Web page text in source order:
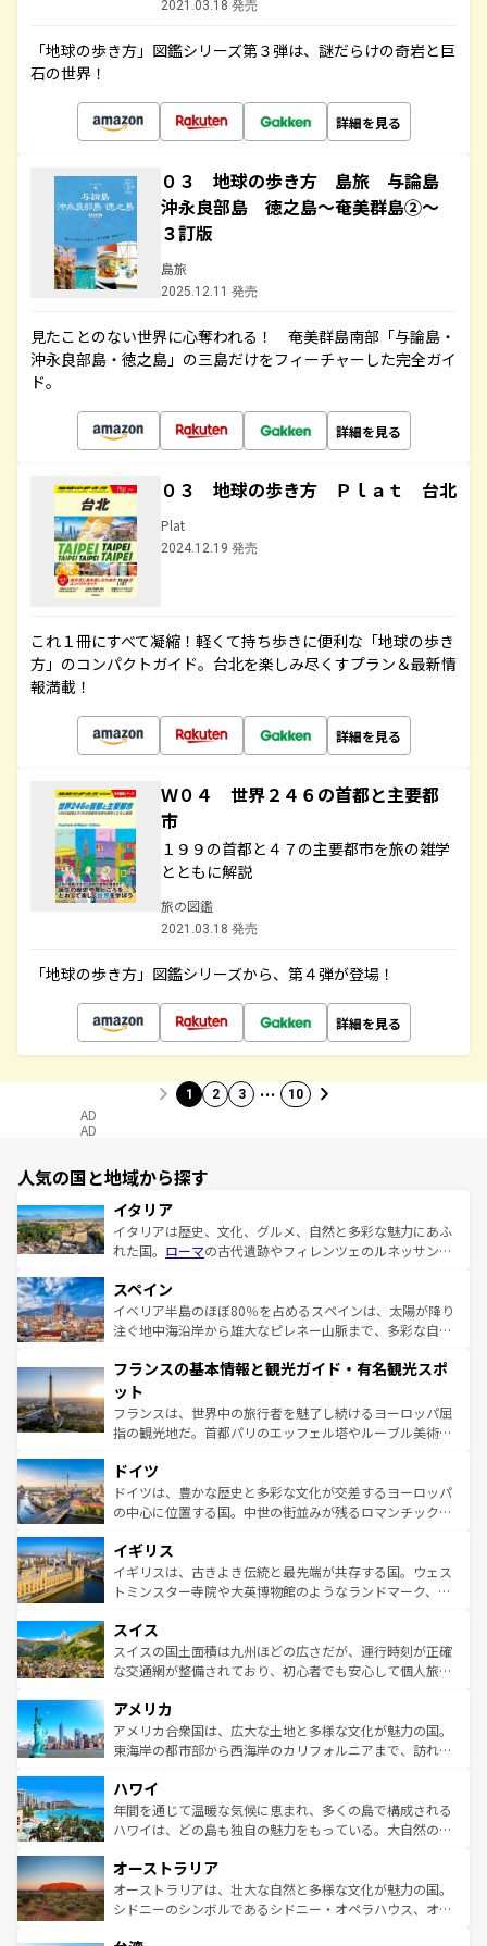
2021.03.18 発売
「地球の歩き方」図鑑シリーズ第３弾は、謎だらけの奇岩と巨
石の世界！
詳細を見る
０３ 地球の歩き方 島旅 与論島
沖永良部島 徳之島～奄美群島②～
３訂版
島旅
2025.12.11 発売
見たことのない世界に心奪われる！ 奄美群島南部「与論島・
沖永良部島・徳之島」の三島だけをフィーチャーした完全ガイ
ド。
詳細を見る
０３ 地球の歩き方 Ｐｌａｔ 台北
Plat
2024.12.19 発売
これ１冊にすべて凝縮！軽くて持ち歩きに便利な「地球の歩き
方」のコンパクトガイド。台北を楽しみ尽くすプラン＆最新情
報満載！
詳細を見る
Ｗ０４ 世界２４６の首都と主要都
市
１９９の首都と４７の主要都市を旅の雑学
とともに解説
旅の図鑑
2021.03.18 発売
「地球の歩き方」図鑑シリーズから、第４弾が登場！
詳細を見る
1 2 3 … 10
AD
AD
人気の国と地域から探す
イタリア
イタリアは歴史、文化、グルメ、自然と多彩な魅力にあふ
れた国。 ローマの古代遺跡やフィレンツェのルネッサンス
ろん、トスカーナの美しい田園風景やアマルフィ海岸の絶
景など、自然景観も見逃せない。観光の合間には、本場の
ピザやパスタなど、絶品のイタリア料理を堪能することも
ませてくれるイタリアで、忘れられない旅をしてみよう！
なお、新着のイタリア情報は
しい。
スペイン
イベリア半島のほぼ80％を占めるスペインは、太陽が降り
注ぐ地中海沿岸から雄大なピレネー山脈まで、多彩な自然
文化が根付くこの国では、情熱的なフラメンコ、熱気あふ
れる闘牛、そして美味しいタパスが生活の一部となってい
る。首都マドリードの洗練された雰囲気や、バルセロナの
アートに溢れた街角から、地方では古代ローマ遺跡や中世
せる。地方によって風土や気候が異なるスペインはその個
性で訪れる人を魅了する。 なお、新着のスペイン情報は コ
ンテンツ一覧を参照してほしい。
フランスの基本情報と観光ガイド・有名観光スポ
ット
フランスは、世界中の旅行者を魅了し続けるヨーロッパ屈
指の観光地だ。首都パリのエッフェル塔やルーブル美術館
で、幅広い魅力が詰まっている。華麗な宮殿、歴史的な大
聖堂、美しいビーチ、そして豊かな自然が、訪れる者を心
から魅了する。また、フランスは美食の国としても知ら
いる。シャンパンの発祥地であるランス、プロヴァンスの
香り高いラベンダー畑など、多彩な楽しみ方が可能だ。さ
らに、パリ以外の地域にも魅力が溢れており、どの街角に
れる地方に足を運ぶとそれぞれで全く異なる文化を体験で
きるだろう。 なお、新着のフランス情報はコンテンツ一覧
を参照してほしい。
ドイツ
ドイツは、豊かな歴史と多彩な文化が交差するヨーロッパ
の中心に位置する国。中世の街並みが残るロマンチック街
顔を持つこの国は、どこを歩いても飽きることがない。ベ
ルリンの文化的活気、バイエルン州のアルプスの絶景、そ
してライン川沿いのワイン畑といった風景は必見。ビール
は、お酒好きな人にはぜひ体験してほしい。 なお、新着の
ドイツ情報はコンテンツ一覧を参照してほしい。
イギリス
イギリスは、古きよき伝統と最先端が共存する国。ウェス
トミンスター寺院や大英博物館のようなランドマーク、歴
リアごとに異なる魅力がある。また、優雅なアフタヌーン
ティー、ビール好きにはたまらない英国パブ、サッカー観
戦など、本場だからこそできる体験も豊富。イギリスを旅
ンツ一覧を参照してほしい。
スイス
スイスの国土面積は九州ほどの広さだが、運行時刻が正確
な交通網が整備されており、初心者でも安心して個人旅行
の建物がそのまま残る町や、スイスならではのユニークな
博物館もあり、アルプス観光だけでなく町歩きも満喫する
ことができる。国民の所得が高いため物価も高いが、旅行
ば市内交通費無料で観光を楽しむこともできる。 なお、新
着のスイス情報はコンテンツ一覧 を参照してほしい。
アメリカ
アメリカ合衆国は、広大な土地と多様な文化が魅力の国。
東海岸の都市部から西海岸のカリフォルニアまで、訪れる
のような巨大都市は、観光、ショッピング、エンターテイ
ンメントが詰まった刺激的なスポットだ。一方、アメリカ
西部には大自然が広がり、グランドキャニオンやイエロー
部のニューオーリンズでは、音楽と美食が融合した独特の
文化が魅力。旅行者はアメリカの各地域で異なる魅力を楽
しみながら、その多様性と豊かな歴史を感じることができ
ハワイ
年間を通じて温暖な気候に恵まれ、多くの島で構成される
ハワイは、どの島も独自の魅力をもっている。大自然の神
ワイ島は見逃せない。また、定番の観光地といえばオアフ
島だが、静かな自然を求めるならマウイ島やカウアイ島が
おすすめ。エメラルドグリーンに輝く海をはじめ、豊かな
オーストラリア
オーストラリアは、壮大な自然と多様な文化が魅力の国。
シドニーのシンボルであるシドニー・オペラハウス、オー